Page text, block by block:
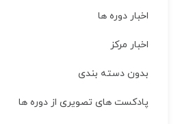
اخبار دوره ها
اخبار مركز
بدون دسته بندی
پادکست های تصویری از دوره ها